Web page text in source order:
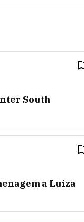
South
a Luiza